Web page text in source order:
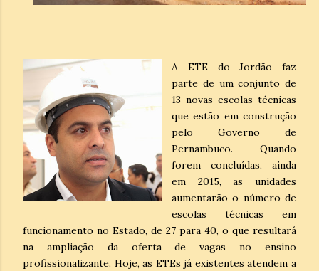
A ETE do Jordão faz
parte de um conjunto de
13 novas escolas técnicas
que estão em construção
pelo Governo de
Pernambuco. Quando
forem concluídas, ainda
em 2015, as unidades
aumentarão o número de
escolas técnicas em
funcionamento no Estado, de 27 para 40, o que resultará
na ampliação da oferta de vagas no ensino
profissionalizante. Hoje, as ETEs já existentes atendem a